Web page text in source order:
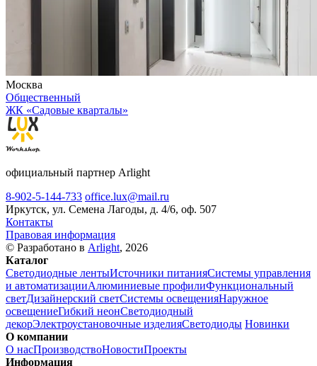
Москва
Общественный
ЖК «Садовые кварталы»
официальный партнер Arlight
8-902-5-144-733 office.lux@mail.ru
Иркутск, ул. Семена Лагоды, д. 4/6, оф. 507
Контакты
Правовая информация
© Разработано в Arlight, 2026
Каталог
Светодиодные лентыИсточники питанияСистемы управления
и автоматизацииАлюминиевые профилиФункциональный
светДизайнерский светСистемы освещенияНаружное
освещениеГибкий неонСветодиодный
декорЭлектроустановочные изделияСветодиоды Новинки
О компании
О насПроизводствоНовостиПроекты
Информация